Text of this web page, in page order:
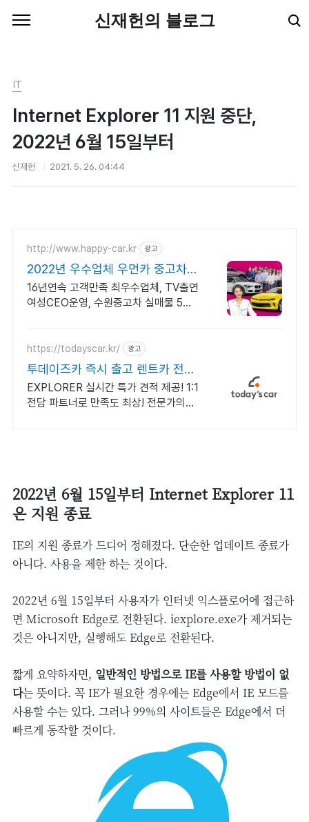
신재헌의 블로그
Internet Explorer 11 지원 중단,
2022년 6월 15일부터
신재헌 2021. 5. 26. 04:44
http://www.happy-car.kr 광고
2022년 우수업체 우먼카 중고차는
최우수모범업체에서!
16년연속 고객만족 최우수업체, TV출연
여성CEO운영, 수원중고차 실매물 5만
https://todayscar.kr/ 광고
투데이즈카 즉시 출고 렌트카 전문
가의 1:1 맞춤 컨설팅
EXPLORER 실시간 특가 견적 제공! 1:1
전담 파트너로 만족도 최상! 전문가의
2022년 6월 15일부터 Internet Explorer 11
은 지원 종료
IE의 지원 종료가 드디어 정해졌다. 단순한 업데이트 종료가
아니다. 사용을 제한 하는 것이다.
2022년 6월 15일부터 사용자가 인터넷 익스플로어에 접근하
면 Microsoft Edge로 전환된다. iexplore.exe가 제거되는
것은 아니지만, 실행해도 Edge로 전환된다.
짧게 요약하자면, 일반적인 방법으로 IE를 사용할 방법이 없
다는 뜻이다. 꼭 IE가 필요한 경우에는 Edge에서 IE 모드를
사용할 수는 있다. 그러나 99%의 사이트들은 Edge에서 더
빠르게 동작할 것이다.